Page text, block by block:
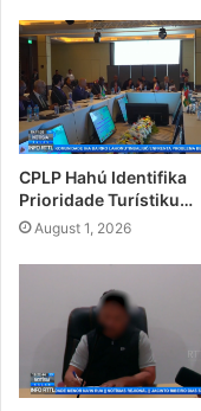
CPLP Hahú Identifika
Prioridade Turístiku…
August 1, 2026